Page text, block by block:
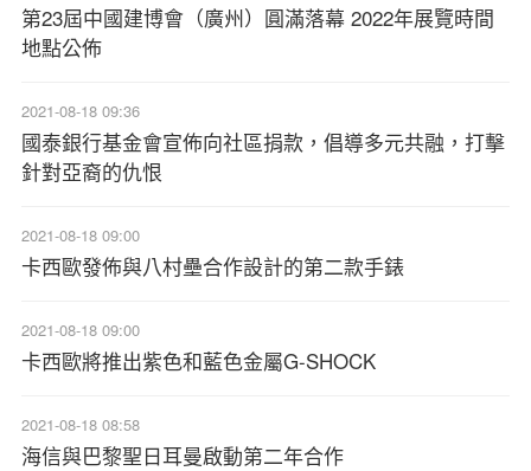
第23屆中國建博會（廣州）圓滿落幕 2022年展覽時間
地點公佈
2021-08-18 09:36
國泰銀行基金會宣佈向社區捐款，倡導多元共融，打擊
針對亞裔的仇恨
2021-08-18 09:00
卡西歐發佈與八村壘合作設計的第二款手錶
2021-08-18 09:00
卡西歐將推出紫色和藍色金屬G-SHOCK
2021-08-18 08:58
海信與巴黎聖日耳曼啟動第二年合作